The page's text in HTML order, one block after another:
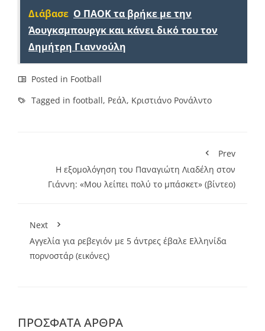
Διάβασε Ο ΠΑΟΚ τα βρήκε με την
Άουγκσμπουργκ και κάνει δικό του τον
Δημήτρη Γιαννούλη
Posted in Football
Tagged in football, Ρεάλ, Κριστιάνο Ρονάλντο
Prev
Η εξομολόγηση του Παναγιώτη Λιαδέλη στον
Γιάννη: «Μου λείπει πολύ το μπάσκετ» (βίντεο)
Next
Αγγελία για ρεβεγιόν με 5 άντρες έβαλε Ελληνίδα
πορνοστάρ (εικόνες)
ΠΡΌΣΦΑΤΑ ΆΡΘΡΑ